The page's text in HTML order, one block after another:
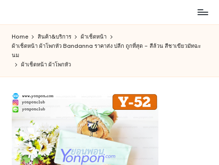
content
สินค้า
ออนไลน์
เพื่อ
คน
การ
ช็อป
Home สินค้า&บริการ
ผ้าเช็ดหน้า
ผ้าเช็ดหน้า ผ้าโพกหัว Bandanna ราคาส่ง ปลีก ถูกที่สุด – สีล้วน สีชาเขียวมัทฉะ
นม
ผ้าเช็ดหน้า ผ้าโพกหัว